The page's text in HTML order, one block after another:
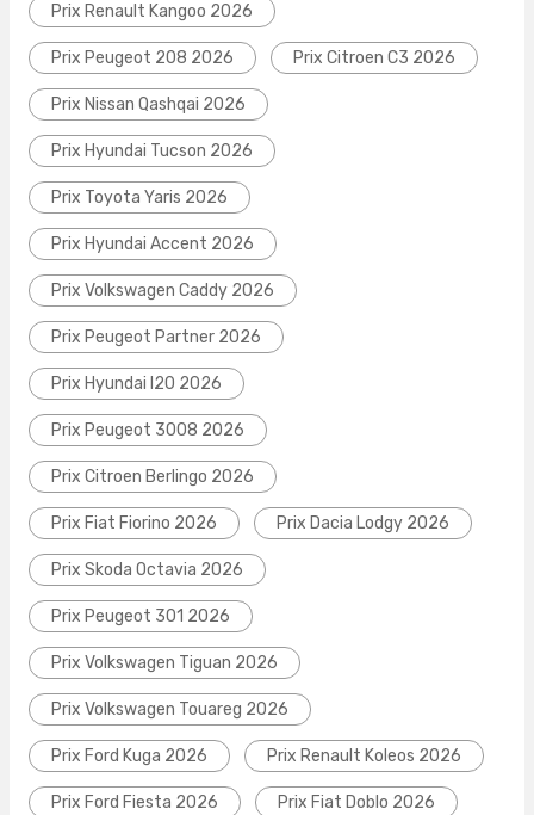
Prix Renault Kangoo 2026
Prix Peugeot 208 2026 Prix Citroen C3 2026
Prix Nissan Qashqai 2026
Prix Hyundai Tucson 2026
Prix Toyota Yaris 2026
Prix Hyundai Accent 2026
Prix Volkswagen Caddy 2026
Prix Peugeot Partner 2026
Prix Hyundai I20 2026
Prix Peugeot 3008 2026
Prix Citroen Berlingo 2026
Prix Fiat Fiorino 2026 Prix Dacia Lodgy 2026
Prix Skoda Octavia 2026
Prix Peugeot 301 2026
Prix Volkswagen Tiguan 2026
Prix Volkswagen Touareg 2026
Prix Ford Kuga 2026 Prix Renault Koleos 2026
Prix Ford Fiesta 2026 Prix Fiat Doblo 2026